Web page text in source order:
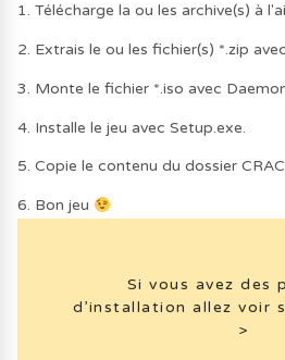
1. Télécharge la ou les archive(s) à
2. Extrais le ou les fichier(s) *.zip
3. Monte le fichier *.iso avec
4. Installe le jeu avec Setup.exe.
5. Copie le contenu du dossier
6. Bon jeu
Si vous avez des
d’installation allez voir
>